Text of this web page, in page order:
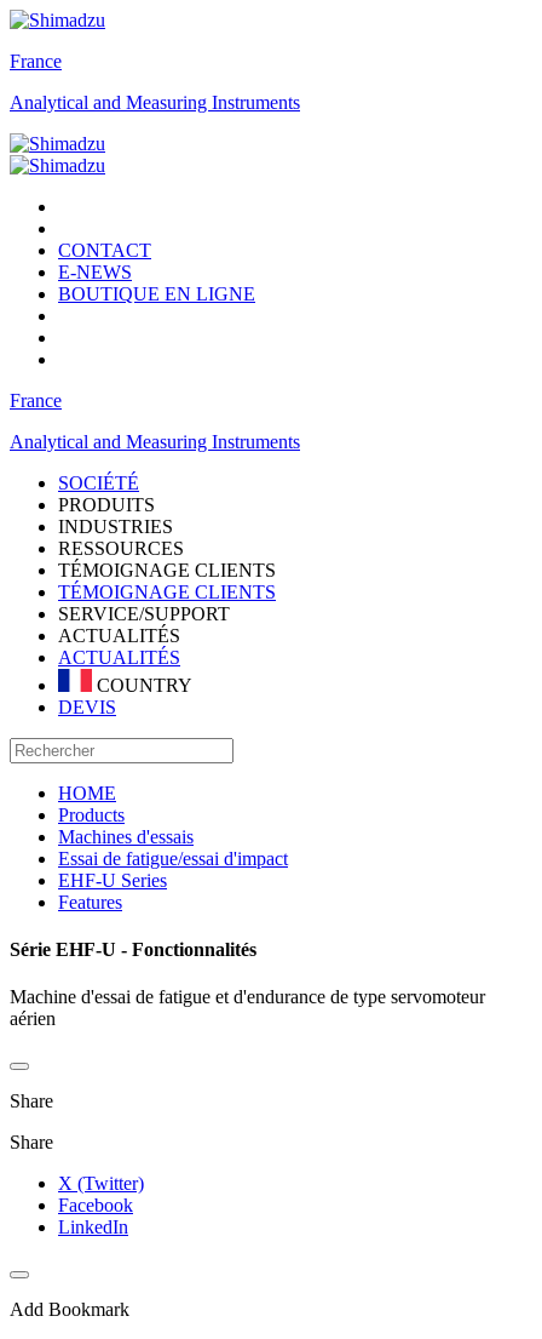
France
Analytical and Measuring Instruments
CONTACT
E-NEWS
BOUTIQUE EN LIGNE
France
Analytical and Measuring Instruments
SOCIÉTÉ
PRODUITS
INDUSTRIES
RESSOURCES
TÉMOIGNAGE CLIENTS
TÉMOIGNAGE CLIENTS
SERVICE/SUPPORT
ACTUALITÉS
ACTUALITÉS
COUNTRY
DEVIS
HOME
Products
Machines d'essais
Essai de fatigue/essai d'impact
EHF-U Series
Features
Série EHF-U - Fonctionnalités
Machine d'essai de fatigue et d'endurance de type servomoteur
aérien
Share
Share
X (Twitter)
Facebook
LinkedIn
Add Bookmark